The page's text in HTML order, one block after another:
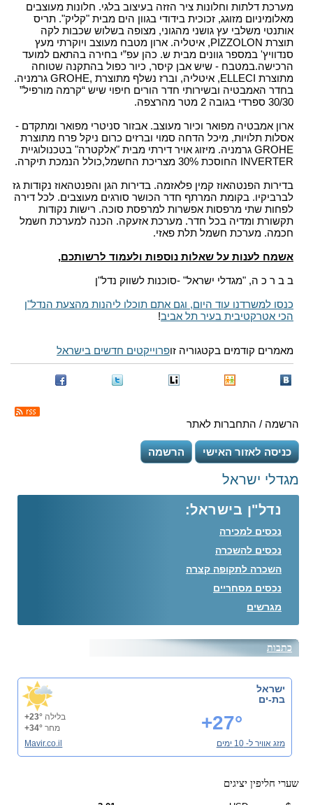
מערכת דלתות וחלונות ציר הזזה בעיצוב בלגי. חלונות מעוצבים
מאלומיניום מזוגג, זכוכית בידודי בגוון הים מבית "קליק". תריס
אותנטי משלבי עץ גושני מהגוני, מצופה בשלוש שכבות לקה
תוצרת PIZZOLON, איטליה. ארון מטבח מעוצב ויוקרתי מעץ
סנדוויץ' במספר גוונים מבית ש. כהן עפ”י בחירה בהתאם למועד
הרכישה.במטבח - שיש אבן קיסר, כיור כפול בהתקנה שטוחה
מתוצרת ELLECI, איטליה, וברז נשלף מתוצרת ,GROHE גרמניה.
בחדר האמבטיה ובשירותי חדר הורים חיפוי שיש “קרמה מורפיל”
30/30 ספרדי בגובה 2 מטר מהרצפה.
ארון אמבטיה מפואר וכיור מעוצב. אבזור סניטרי מפואר ומתקדם -
אסלות תלויות, מיכל הדחה סמוי וברזים כרום ניקל פרח מתוצרת
GROHE גרמניה. מיזוג אויר דירתי מבית "אלקטרה" בטכנולוגיית
INVERTER החוסכת 30% מצריכת החשמל,כולל הנמכת תיקרה.
בדירות הפנטהאוז קמין פלאזמה. בדירות הגן והפנטהאוז נקודות גז
לברביקיו. בקומת המרתף חדר הכושר סורגים מעוצבים. לכל דירה
לפחות שתי מרפסות אפשרות למרפסת סוכה. רישות נקודות
תקשורת ומדיה בכל חדר. מערכת אזעקה. הכנה למערכת חשמל
חכמה. מערכת חשמל תלת פאזי.
אשמח לענות על שאלות נוספות ולעמוד לרשותכם,
ב ב ר כ ה, "מגדלי ישראל" -סוכנות לשווק נדל"ן
כנסו למשרדנו עוד היום, וגם אתם תוכלו ליהנות מהצעת הנדל"ן
הכי אטרקטיבית בעיר תל אביב!
מאמרים קודמים בקטגוריה זופרוייקטים חדשים בישראל
הרשמה / התחברות לאתר
כניסה לאזור האישי הרשמה
מגדלי ישראל
נדל"ן בישראל:
נכסים למכירה
נכסים להשכרה
השכרה לתקופה קצרה
נכסים מסחריים
מגרשים
כתבות
ישראל
בת-ים
+27° בלילה +23°
מחר +34°
מזג אוויר ל- 10 ימים
Mavir.co.il
שערי חליפין יציגים